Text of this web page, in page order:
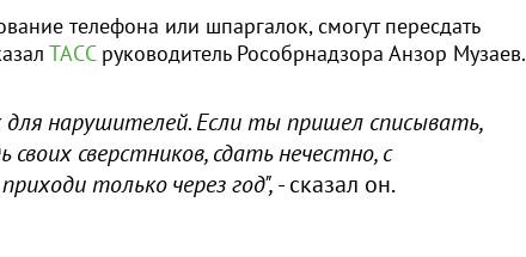
телефона или шпаргалок, смогут пересдать
ТАССруководитель Рособрнадзора Анзор Музаев.
нарушителей. Если ты пришел списывать,
сверстников, сдать нечестно, с
только через год",- сказал он.